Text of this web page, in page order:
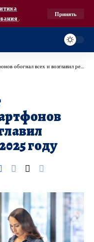
.
Принять
и возглавил рейтинг продаж в 2025 году
году